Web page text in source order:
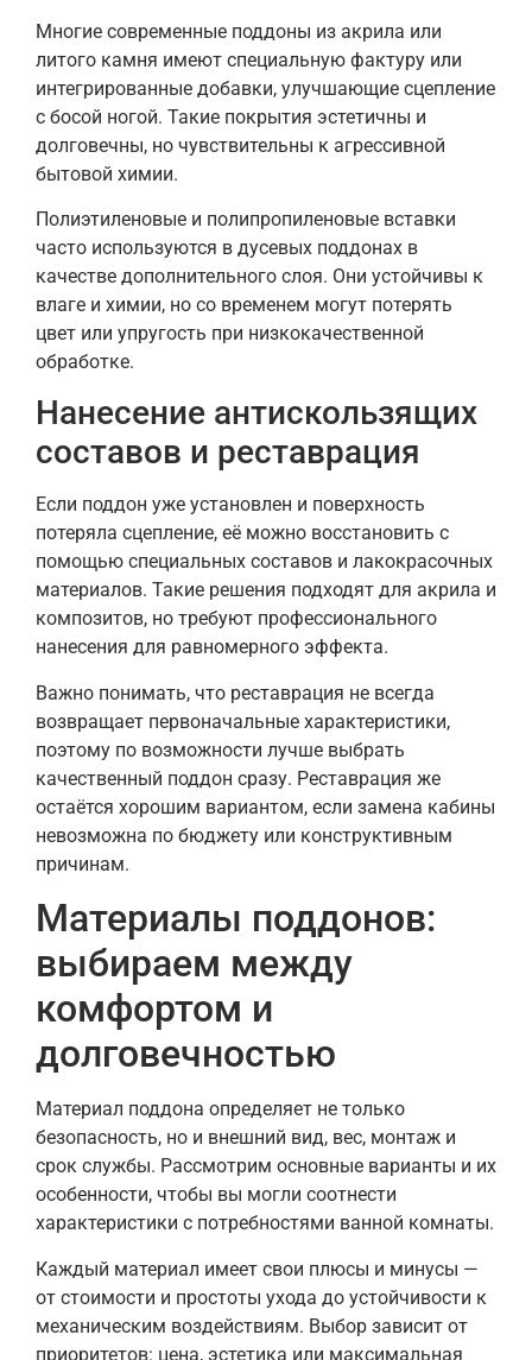
Многие современные поддоны из акрила или
литого камня имеют специальную фактуру или
интегрированные добавки, улучшающие сцепление
с босой ногой. Такие покрытия эстетичны и
долговечны, но чувствительны к агрессивной
бытовой химии.
Полиэтиленовые и полипропиленовые вставки
часто используются в дуcевых поддонах в
качестве дополнительного слоя. Они устойчивы к
влаге и химии, но со временем могут потерять
цвет или упругость при низкокачественной
обработке.
Нанесение антискользящих
составов и реставрация
Если поддон уже установлен и поверхность
потеряла сцепление, её можно восстановить с
помощью специальных составов и лакокрасочных
материалов. Такие решения подходят для акрила и
композитов, но требуют профессионального
нанесения для равномерного эффекта.
Важно понимать, что реставрация не всегда
возвращает первоначальные характеристики,
поэтому по возможности лучше выбрать
качественный поддон сразу. Реставрация же
остаётся хорошим вариантом, если замена кабины
невозможна по бюджету или конструктивным
причинам.
Материалы поддонов:
выбираем между
комфортом и
долговечностью
Материал поддона определяет не только
безопасность, но и внешний вид, вес, монтаж и
срок службы. Рассмотрим основные варианты и их
особенности, чтобы вы могли соотнести
характеристики с потребностями ванной комнаты.
Каждый материал имеет свои плюсы и минусы —
от стоимости и простоты ухода до устойчивости к
механическим воздействиям. Выбор зависит от
приоритетов: цена, эстетика или максимальная